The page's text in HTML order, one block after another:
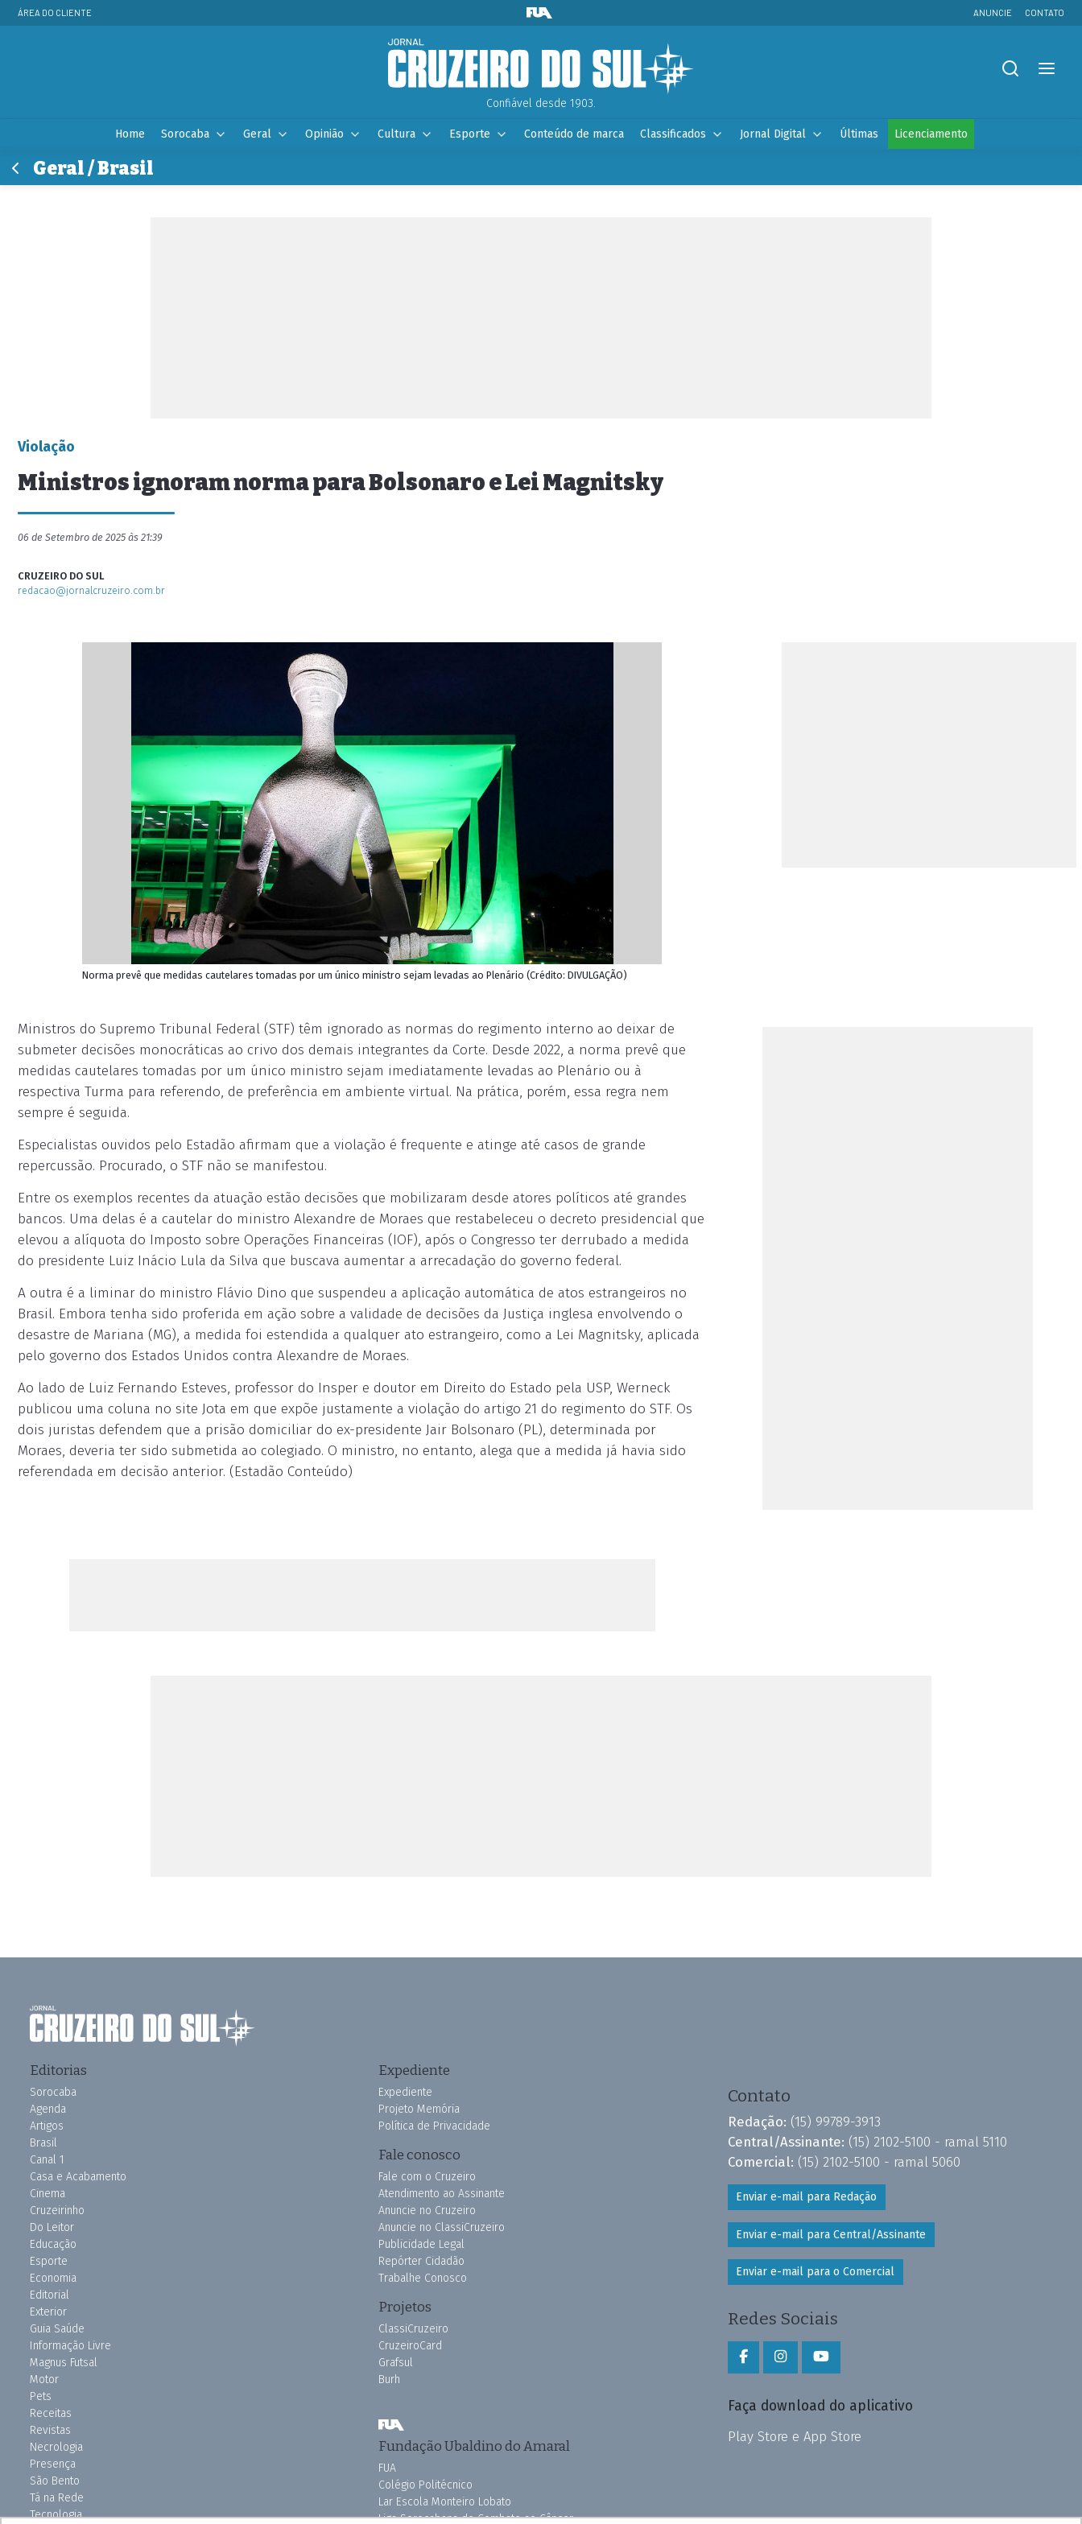
ÁREA DO CLIENTE ANUNCIE CONTATO
Confiável desde 1903.
Home Sorocaba Geral Opinião Cultura Esporte Conteúdo de marca Classificados Jornal Digital Últimas Licenciamento
Geral / Brasil
Violação
Ministros ignoram norma para Bolsonaro e Lei Magnitsky
06 de Setembro de 2025 às 21:39
CRUZEIRO DO SUL
redacao@jornalcruzeiro.com.br
Norma prevê que medidas cautelares tomadas por um único ministro sejam levadas ao Plenário (Crédito: DIVULGAÇÃO)
Ministros do Supremo Tribunal Federal (STF) têm ignorado as normas do regimento interno ao deixar de
submeter decisões monocráticas ao crivo dos demais integrantes da Corte. Desde 2022, a norma prevê que
medidas cautelares tomadas por um único ministro sejam imediatamente levadas ao Plenário ou à
respectiva Turma para referendo, de preferência em ambiente virtual. Na prática, porém, essa regra nem
sempre é seguida.
Especialistas ouvidos pelo Estadão afirmam que a violação é frequente e atinge até casos de grande
repercussão. Procurado, o STF não se manifestou.
Entre os exemplos recentes da atuação estão decisões que mobilizaram desde atores políticos até grandes
bancos. Uma delas é a cautelar do ministro Alexandre de Moraes que restabeleceu o decreto presidencial que
elevou a alíquota do Imposto sobre Operações Financeiras (IOF), após o Congresso ter derrubado a medida
do presidente Luiz Inácio Lula da Silva que buscava aumentar a arrecadação do governo federal.
A outra é a liminar do ministro Flávio Dino que suspendeu a aplicação automática de atos estrangeiros no
Brasil. Embora tenha sido proferida em ação sobre a validade de decisões da Justiça inglesa envolvendo o
desastre de Mariana (MG), a medida foi estendida a qualquer ato estrangeiro, como a Lei Magnitsky, aplicada
pelo governo dos Estados Unidos contra Alexandre de Moraes.
Ao lado de Luiz Fernando Esteves, professor do Insper e doutor em Direito do Estado pela USP, Werneck
publicou uma coluna no site Jota em que expõe justamente a violação do artigo 21 do regimento do STF. Os
dois juristas defendem que a prisão domiciliar do ex-presidente Jair Bolsonaro (PL), determinada por
Moraes, deveria ter sido submetida ao colegiado. O ministro, no entanto, alega que a medida já havia sido
referendada em decisão anterior. (Estadão Conteúdo)
Editorias
Sorocaba
Agenda
Artigos
Brasil
Canal 1
Casa e Acabamento
Cinema
Cruzeirinho
Do Leitor
Educação
Esporte
Economia
Editorial
Exterior
Guia Saúde
Informação Livre
Magnus Futsal
Motor
Pets
Receitas
Revistas
Necrologia
Presença
São Bento
Tá na Rede
Tecnologia
Expediente
Expediente
Projeto Memória
Política de Privacidade
Fale conosco
Fale com o Cruzeiro
Atendimento ao Assinante
Anuncie no Cruzeiro
Anuncie no ClassiCruzeiro
Publicidade Legal
Repórter Cidadão
Trabalhe Conosco
Projetos
ClassiCruzeiro
CruzeiroCard
Grafsul
Burh
Fundação Ubaldino do Amaral
FUA
Colégio Politécnico
Lar Escola Monteiro Lobato
Liga Sorocabana de Combate ao Câncer
Contato
Redação: (15) 99789-3913
Central/Assinante: (15) 2102-5100 - ramal 5110
Comercial: (15) 2102-5100 - ramal 5060
Enviar e-mail para Redação
Enviar e-mail para Central/Assinante
Enviar e-mail para o Comercial
Redes Sociais
Faça download do aplicativo
Play Store e App Store